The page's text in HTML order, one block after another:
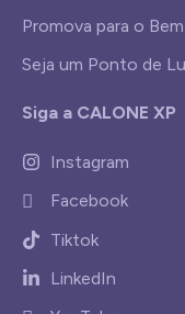
Promova para o Bem
Seja um Ponto de
Siga a CALONE XP
Instagram
Facebook
Tiktok
LinkedIn